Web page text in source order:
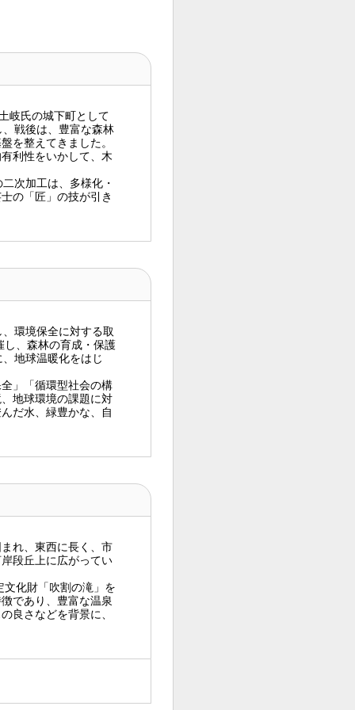
岐氏の城下町として
戦後は、豊富な森林
を整えてきました。
利性をいかして、木
次加工は、多様化・
の「匠」の技が引き
環境保全に対する取
、森林の育成・保護
地球温暖化をはじ
」「循環型社会の構
地球環境の課題に対
だ水、緑豊かな、自
れ、東西に長く、市
段丘上に広がってい
化財「吹割の滝」を
であり、豊富な温泉
良さなどを背景に、